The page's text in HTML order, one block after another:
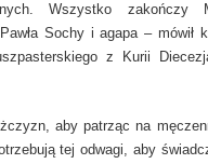
Wszystko zakończy
Sochy i agapa – mówił
z Kurii
aby patrząc na
tej odwagi, aby